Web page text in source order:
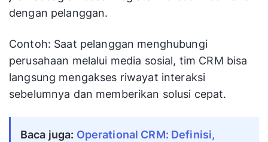
dengan pelanggan.
Contoh: Saat pelanggan menghubungi
perusahaan melalui media sosial, tim CRM bisa
langsung mengakses riwayat interaksi
sebelumnya dan memberikan solusi cepat.
Baca juga: Operational CRM: Definisi,